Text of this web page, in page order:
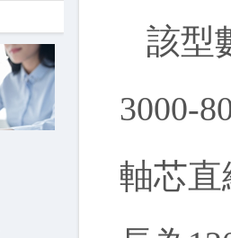
該型
3000-
軸芯直